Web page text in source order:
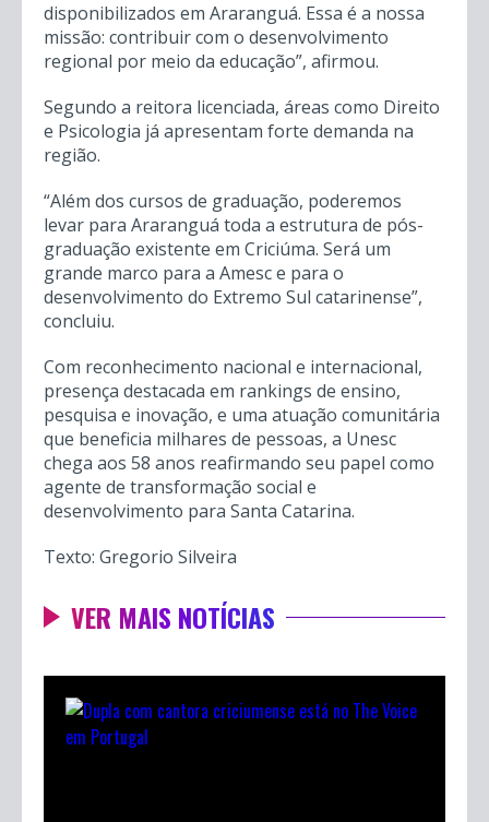
disponibilizados em Araranguá. Essa é a nossa
missão: contribuir com o desenvolvimento
regional por meio da educação”, afirmou.
Segundo a reitora licenciada, áreas como Direito
e Psicologia já apresentam forte demanda na
região.
“Além dos cursos de graduação, poderemos
levar para Araranguá toda a estrutura de pós-
graduação existente em Criciúma. Será um
grande marco para a Amesc e para o
desenvolvimento do Extremo Sul catarinense”,
concluiu.
Com reconhecimento nacional e internacional,
presença destacada em rankings de ensino,
pesquisa e inovação, e uma atuação comunitária
que beneficia milhares de pessoas, a Unesc
chega aos 58 anos reafirmando seu papel como
agente de transformação social e
desenvolvimento para Santa Catarina.
Texto: Gregorio Silveira
VER MAIS NOTÍCIAS